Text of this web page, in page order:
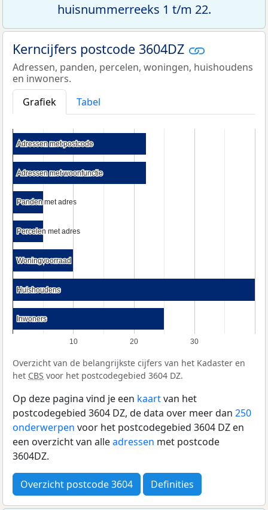
huisnummerreeks 1 t/m 22.
Kerncijfers postcode 3604DZ
Adressen, panden, percelen, woningen, huishoudens
en inwoners.
Grafiek
Tabel
10 20 30
Adressen met postcode
Adressen met postcode
Adressen met woonfunctie
Adressen met woonfunctie
Panden met adres
Panden met adres
Percelen met adres
Percelen met adres
Woningvoorraad
Woningvoorraad
Huishoudens
Huishoudens
Inwoners
Inwoners
Overzicht van de belangrijkste cijfers van het Kadaster en
het CBS voor het postcodegebied 3604 DZ.
Op deze pagina vind je een kaartvan het
postcodegebied 3604 DZ, de data over meer dan 250
onderwerpen voor het postcodegebied 3604 DZ en
een overzicht van alleadressen met postcode
3604DZ.
Overzicht postcode 3604 Definities